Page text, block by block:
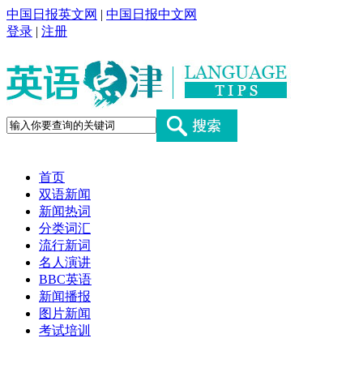
中国日报英文网 | 中国日报中文网
登录 | 注册
首页
双语新闻
新闻热词
分类词汇
流行新词
名人演讲
BBC英语
新闻播报
图片新闻
考试培训